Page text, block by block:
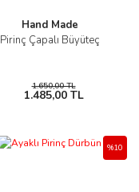
Hand Made
Pirinç Çapalı Büyüteç
1.650,00 TL
1.485,00 TL
%10